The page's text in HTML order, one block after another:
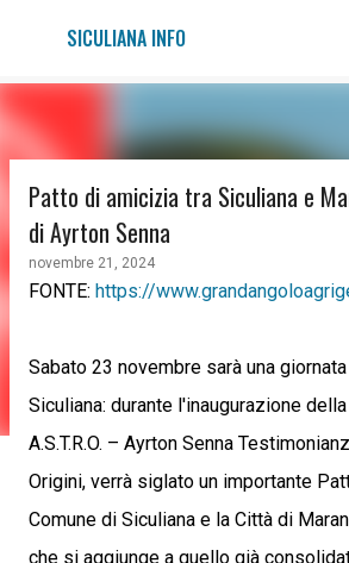
Passa ai contenuti
SICULIANA INFO
Patto di amicizia tra Siculiana e
di Ayrton Senna
novembre 21, 2024
FONTE: https://
Sabato 23 novembre sarà una
Siculiana: durante l'inaugurazione
A.S.T.R.O. – Ayrton Senna
Origini, verrà siglato un importante
Comune di Siculiana e la Città di
che si aggiunge a quello già